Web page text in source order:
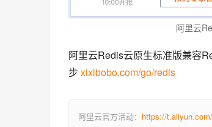
阿里云
阿里云Redis云原生标准版兼容
步 xixibobo.com/go/redis
阿里云官方活动： https://